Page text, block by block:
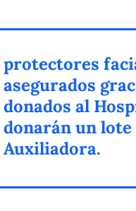
protectores
asegurados
donados al
donarán un
Auxiliadora.